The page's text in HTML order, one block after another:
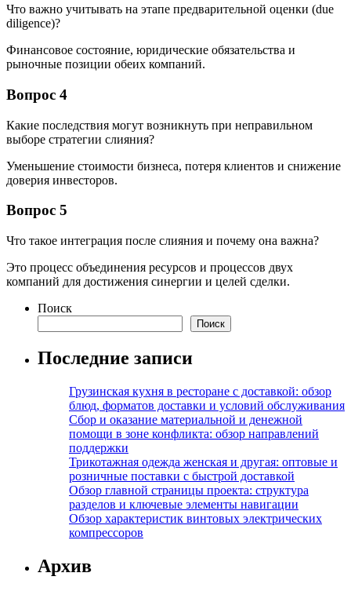
Что важно учитывать на этапе предварительной оценки (due
diligence)?
Финансовое состояние, юридические обязательства и
рыночные позиции обеих компаний.
Вопрос 4
Какие последствия могут возникнуть при неправильном
выборе стратегии слияния?
Уменьшение стоимости бизнеса, потеря клиентов и снижение
доверия инвесторов.
Вопрос 5
Что такое интеграция после слияния и почему она важна?
Это процесс объединения ресурсов и процессов двух
компаний для достижения синергии и целей сделки.
Поиск
Поиск
Последние записи
Грузинская кухня в ресторане с доставкой: обзор
блюд, форматов доставки и условий обслуживания
Сбор и оказание материальной и денежной
помощи в зоне конфликта: обзор направлений
поддержки
Трикотажная одежда женская и другая: оптовые и
розничные поставки с быстрой доставкой
Обзор главной страницы проекта: структура
разделов и ключевые элементы навигации
Обзор характеристик винтовых электрических
компрессоров
Архив